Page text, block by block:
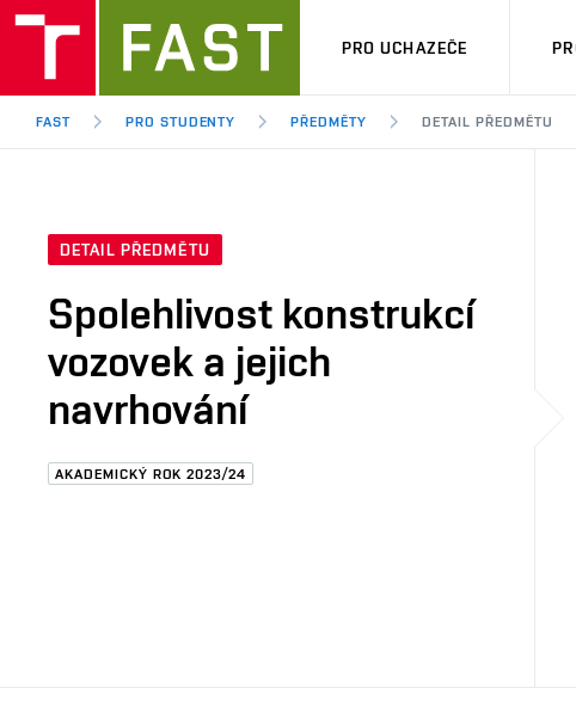
PRO UCHAZEČE
FAST PRO STUDENTY PŘEDMĚTY DETAIL PŘEDMĚTU
DETAIL PŘEDMĚTU
Spolehlivost konstrukcí
vozovek a jejich
navrhování
AKADEMICKÝ ROK 2023/24